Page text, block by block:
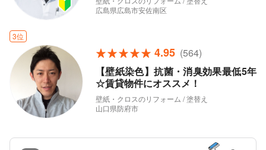
広島県広島市安佐南区
3位
4.95 (564)
【壁紙染色】抗菌・消臭効果最低5年
☆賃貸物件にオススメ！
壁紙・クロスのリフォーム / 塗替え
山口県防府市